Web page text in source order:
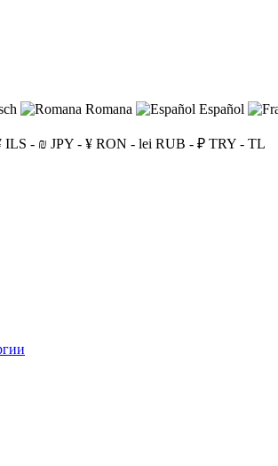
Romana Español
ILS - ₪ JPY - ¥ RON - lei RUB - ₽ TRY - TL